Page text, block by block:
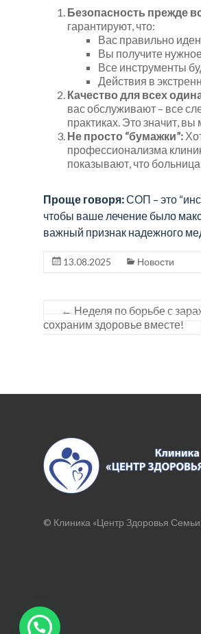
усилия
лучших
позаботиться
ваших
близких.
Безопасность прежде
гарантируют, что:
Вас правильно
Вы получите
Все инструменты
Действия в
Качество для всех
вас обслуживают – все
практиках. Это значит,
Не просто “бумажки”:
профессионализма
показывают, что
Проще говоря:СОП – это
чтобы ваше лечение было
важный признак надежного
13.08.2025 Новости
← Неделя по борьбе с
сохраним здоровье вместе!
© Клиника «Центр Здоровья